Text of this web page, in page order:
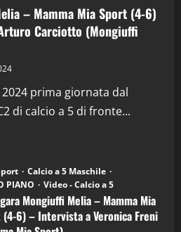
– Mamma Mia Sport (4-6)
Carciotto (Mongiuffi
prima giornata dal
di calcio a 5 di fronte...
Calcio a 5 Maschile
PIANO
Video - Calcio a 5
Mongiuffi Melia – Mamma Mia
6) – Intervista a Veronica Freni
in Podcast: 29^ Puntata
28 Aprile 2026)
2026
in Podcast
in Podcast: 28^ Puntata
21 Aprile 2026)
2026